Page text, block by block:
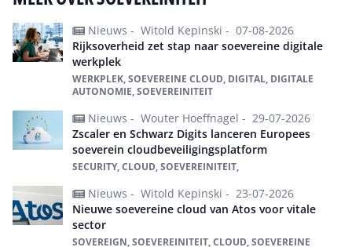
Nieuws - Witold Kepinski - 07-08-2026
Rijksoverheid zet stap naar soevereine digitale
werkplek
WERKPLEK, SOEVEREINE CLOUD, DIGITAL, DIGITALE
AUTONOMIE, SOEVEREINITEIT
Nieuws - Wouter Hoeffnagel - 29-07-2026
Zscaler en Schwarz Digits lanceren Europees
soeverein cloudbeveiligingsplatform
SECURITY, CLOUD, SOEVEREINITEIT,
Nieuws - Witold Kepinski - 23-07-2026
Nieuwe soevereine cloud van Atos voor vitale
sector
SOVEREIGN, SOEVEREINITEIT, CLOUD, SOEVEREINE